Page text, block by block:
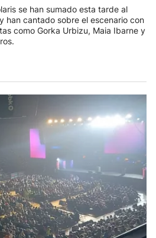
se han sumado esta tarde al
han cantado sobre el escenario con
como Gorka Urbizu, Maia Ibarne y